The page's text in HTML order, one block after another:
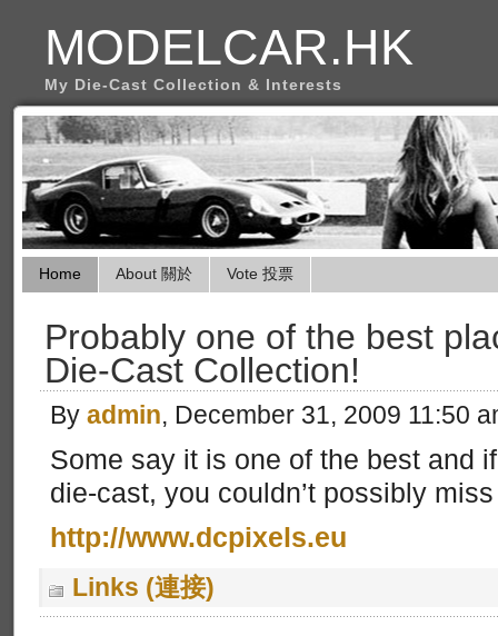
MODELCAR.HK
My Die-Cast Collection & Interests
Home About 關於 Vote 投票
Probably one of the best
Die-Cast Collection!
By admin, December 31, 2009 11:50
Some say it is one of the best and
die-cast, you couldn’t possibly
http://www.dcpixels.eu
Links (連接)